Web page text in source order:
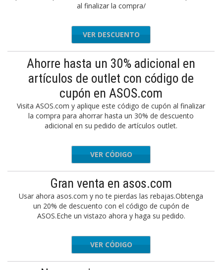
al finalizar la compra/
VER DESCUENTO
Ahorre hasta un 30% adicional en
artículos de outlet con código de
cupón en ASOS.com
Visita ASOS.com y aplique este código de cupón al finalizar
la compra para ahorrar hasta un 30% de descuento
adicional en su pedido de artículos outlet.
REVEAL
VER CÓDIGO
Gran venta en asos.com
Usar ahora asos.com y no te pierdas las rebajas.Obtenga
un 20% de descuento con el código de cupón de
ASOS.Eche un vistazo ahora y haga su pedido.
NEWFIT
VER CÓDIGO